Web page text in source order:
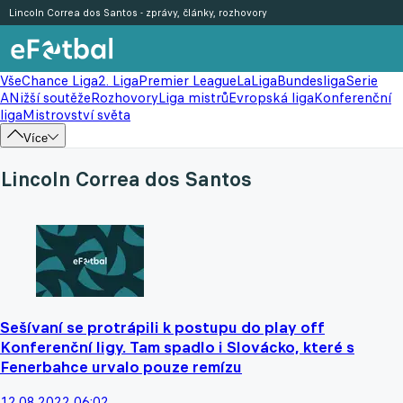
VšeChance Liga2. LigaPremier LeagueLaLigaBundesligaSerie
ANižší soutěžeRozhovoryLiga mistrůEvropská ligaKonferenční
ligaMistrovství světa
Více
Lincoln Correa dos Santos - zprávy, články, rozhovory
Lincoln Correa dos Santos
Sešívaní se protrápili k postupu do play off
Konferenční ligy. Tam spadlo i Slovácko, které s
Fenerbahce urvalo pouze remízu